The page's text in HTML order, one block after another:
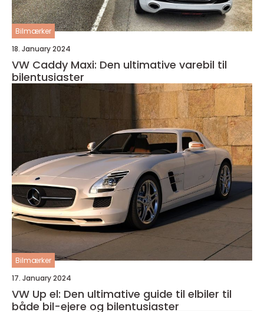
Bilmærker
18. January 2024
VW Caddy Maxi: Den ultimative varebil til
bilentusiaster
Bilmærker
17. January 2024
VW Up el: Den ultimative guide til elbiler til
både bil-ejere og bilentusiaster